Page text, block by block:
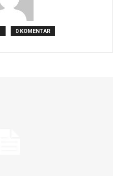
0 KOMENTAR